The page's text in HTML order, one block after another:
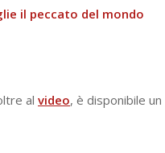
il peccato del mondo
al video, è disponibile un